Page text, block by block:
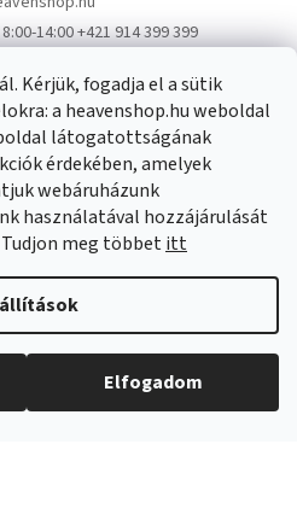
Kérjük, fogadja el a sütik
a heavenshop.hu weboldal
látogatottságának
érdekében, amelyek
webáruházunk
használatával hozzájárulását
meg többetitt
Elfogadom
14:00 +421 914 399 399